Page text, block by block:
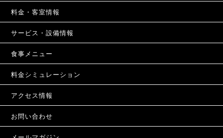
料金・客室情報
サービス・設備情報
食事メニュー
料金シミュレーション
アクセス情報
お問い合わせ